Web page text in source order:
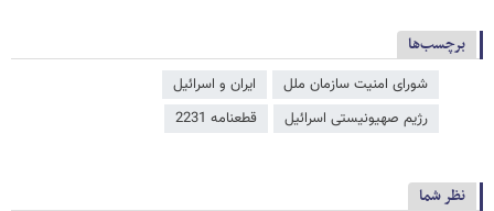
برچسب‌ها
شورای امنیت سازمان ملل
ایران و اسرائیل
رژیم صهیونیستی اسرائیل
قطعنامه 2231
نظر شما